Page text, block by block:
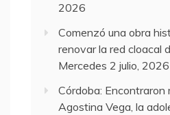
2026
Comenzó una obra
renovar la red cloacal
Mercedes 2 julio, 2026
Córdoba: Encontraron
Agostina Vega, la